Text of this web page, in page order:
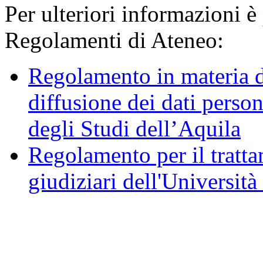
Per ulteriori informazioni è
Regolamenti di Ateneo:
Regolamento in materia
diffusione dei dati
degli Studi dell’Aquila
Regolamento per il
giudiziari